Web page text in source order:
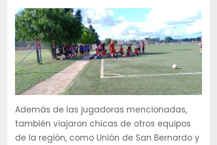
Además de las jugadoras mencionadas,
también viajaron chicas de otros equipos
de la región, como Unión de San Bernardo y